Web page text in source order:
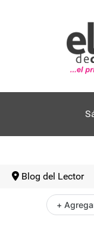
Blog del Lector
+